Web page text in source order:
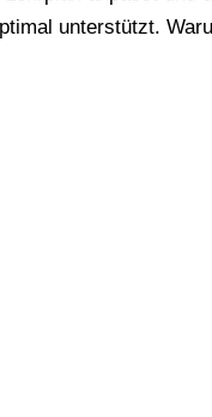
unterstützt.